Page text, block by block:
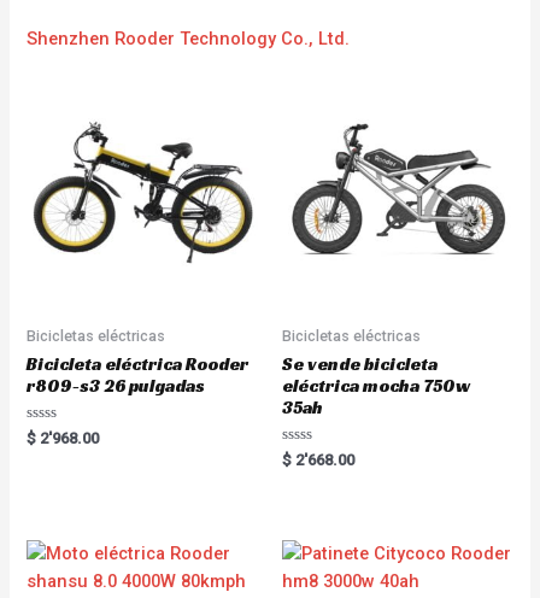
Shenzhen Rooder Technology Co., Ltd.
Bicicletas eléctricas
Bicicleta eléctrica Rooder
r809-s3 26 pulgadas
R
a
u
t
f
$ 2'968.00
Bicicletas eléctricas
Se vende bicicleta
eléctrica mocha 750w
35ah
R
a
o
u
t
o
$ 2'668.00